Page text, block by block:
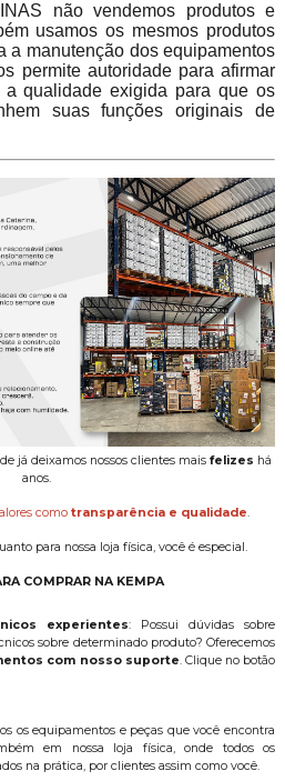
não vendemos produtos e
usamos os mesmos produtos
a manutenção dos equipamentos
permite autoridade para afirmar
a qualidade exigida para que os
suas funções originais de
já deixamos nossos clientes mais felizes há
anos.
comotransparência e qualidade.
para nossa loja física, você é especial.
COMPRAR NA KEMPA
experientes: Possui dúvidas sobre
sobre determinado produto? Oferecemos
com nosso suporte. Clique no botão
os equipamentos e peças que você encontra
em nossa loja física, onde todos os
na prática, por clientes assim como você.